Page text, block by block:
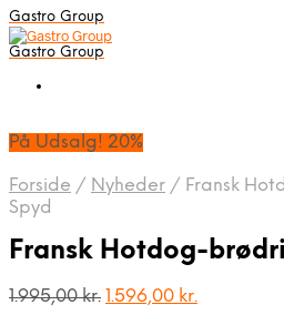
Gastro Group
Gastro Group
På Udsalg! 20%
Forside / Nyheder / Fransk
Spyd
Fransk Hotdog-
1.995,00kr. Den
1.596,00 kr.Den